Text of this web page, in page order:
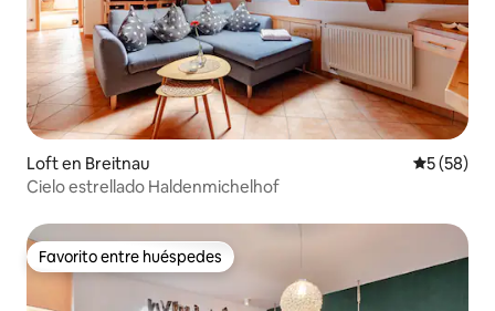
Loft en Breitnau
5 (58)
Cielo estrellado Haldenmichelhof
Favorito entre huéspedes
Favorito entre huéspedes